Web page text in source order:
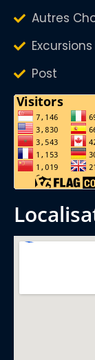
Autres
Post